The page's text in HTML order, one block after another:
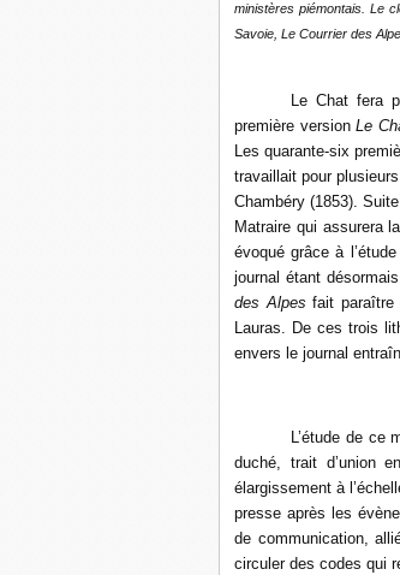
ministères piémontais. Le
Savoie, Le Courrier des
Le Chat fera
première versionLe
Les quarante-six
travaillait pour
Chambéry (1853).
Matraire qui assurera
évoqué grâce à
journal étant
des Alpes fait paraître
Lauras. De ces trois
envers le journal
L’étude de ce
duché, trait d’union
élargissement à
presse après les
de communication,
circuler des codes qui